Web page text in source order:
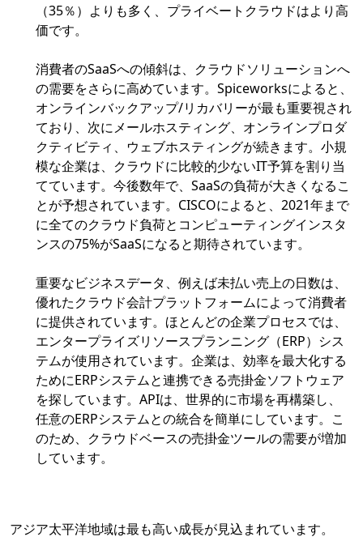
（35％）よりも多く、プライベートクラウドはより高
価です。
消費者のSaaSへの傾斜は、クラウドソリューションへ
の需要をさらに高めています。Spiceworksによると、
オンラインバックアップ/リカバリーが最も重要視され
ており、次にメールホスティング、オンラインプロダ
クティビティ、ウェブホスティングが続きます。小規
模な企業は、クラウドに比較的少ないIT予算を割り当
てています。今後数年で、SaaSの負荷が大きくなるこ
とが予想されています。CISCOによると、2021年まで
に全てのクラウド負荷とコンピューティングインスタ
ンスの75%がSaaSになると期待されています。
重要なビジネスデータ、例えば未払い売上の日数は、
優れたクラウド会計プラットフォームによって消費者
に提供されています。ほとんどの企業プロセスでは、
エンタープライズリソースプランニング（ERP）シス
テムが使用されています。企業は、効率を最大化する
ためにERPシステムと連携できる売掛金ソフトウェア
を探しています。APIは、世界的に市場を再構築し、
任意のERPシステムとの統合を簡単にしています。こ
のため、クラウドベースの売掛金ツールの需要が増加
しています。
アジア太平洋地域は最も高い成長が見込まれています。